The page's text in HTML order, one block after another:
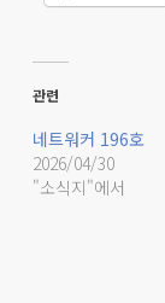
관련
네트워커 196호
2026/04/30
"소식지"에서